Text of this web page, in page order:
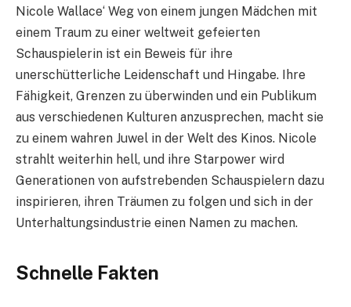
Nicole Wallace‘ Weg von einem jungen Mädchen mit
einem Traum zu einer weltweit gefeierten
Schauspielerin ist ein Beweis für ihre
unerschütterliche Leidenschaft und Hingabe. Ihre
Fähigkeit, Grenzen zu überwinden und ein Publikum
aus verschiedenen Kulturen anzusprechen, macht sie
zu einem wahren Juwel in der Welt des Kinos. Nicole
strahlt weiterhin hell, und ihre Starpower wird
Generationen von aufstrebenden Schauspielern dazu
inspirieren, ihren Träumen zu folgen und sich in der
Unterhaltungsindustrie einen Namen zu machen.
Schnelle Fakten